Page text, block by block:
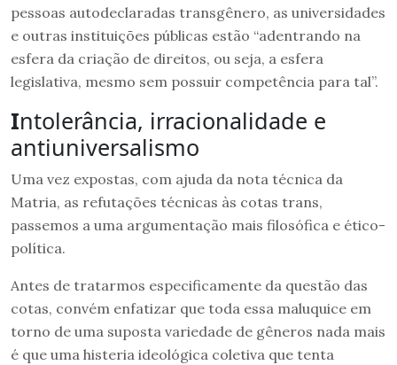
pessoas autodeclaradas transgênero, as universidades
e outras instituições públicas estão “adentrando na
esfera da criação de direitos, ou seja, a esfera
legislativa, mesmo sem possuir competência para tal”.
Intolerância, irracionalidade e
antiuniversalismo
Uma vez expostas, com ajuda da nota técnica da
Matria, as refutações técnicas às cotas trans,
passemos a uma argumentação mais filosófica e ético-
política.
Antes de tratarmos especificamente da questão das
cotas, convém enfatizar que toda essa maluquice em
torno de uma suposta variedade de gêneros nada mais
é que uma histeria ideológica coletiva que tenta